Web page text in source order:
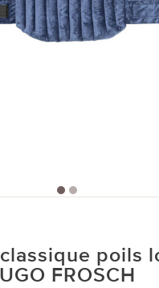
poils
FROSCH